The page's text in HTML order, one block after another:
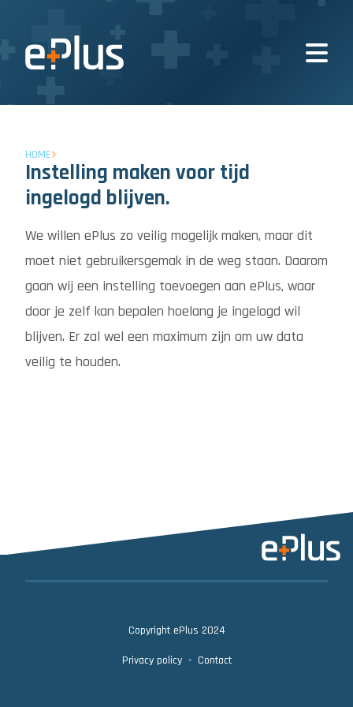
HOME
Instelling maken voor tijd
ingelogd blijven.
We willen ePlus zo veilig mogelijk maken, maar dit
moet niet gebruikersgemak in de weg staan. Daarom
gaan wij een instelling toevoegen aan ePlus, waar
door je zelf kan bepalen hoelang je ingelogd wil
blijven. Er zal wel een maximum zijn om uw data
veilig te houden.
Copyright ePlus 2024
Privacy policy Contact